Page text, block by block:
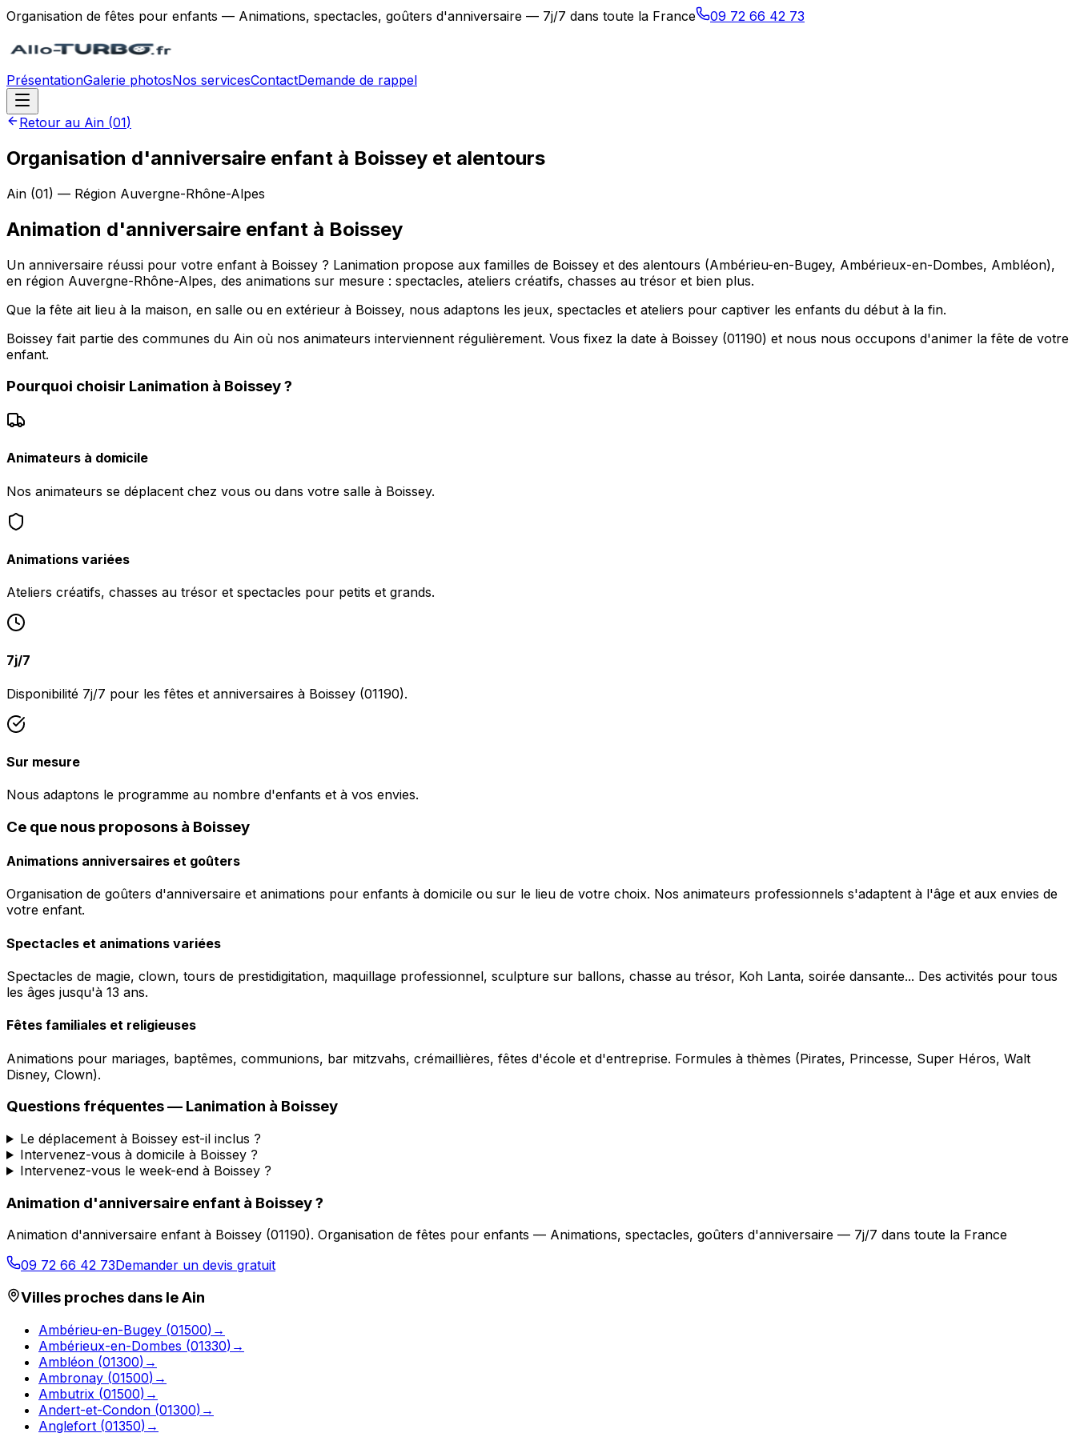
Organisation de fêtes pour enfants — Animations, spectacles, goûters d'anniversaire — 7j/7 dans toute la France 09 72 66 42 73
PrésentationGalerie photosNos servicesContactDemande de rappel
Retour au Ain (01)
Organisation d'anniversaire enfant à Boissey et alentours
Ain (01) — Région Auvergne-Rhône-Alpes
Animation d'anniversaire enfant à Boissey
Un anniversaire réussi pour votre enfant à Boissey ? Lanimation propose aux familles de Boissey et des alentours (Ambérieu-en-Bugey, Ambérieux-en-Dombes, Ambléon),
en région Auvergne-Rhône-Alpes, des animations sur mesure : spectacles, ateliers créatifs, chasses au trésor et bien plus.
Que la fête ait lieu à la maison, en salle ou en extérieur à Boissey, nous adaptons les jeux, spectacles et ateliers pour captiver les enfants du début à la fin.
Boissey fait partie des communes du Ain où nos animateurs interviennent régulièrement. Vous fixez la date à Boissey (01190) et nous nous occupons d'animer la fête de votre
enfant.
Pourquoi choisir Lanimation à Boissey?
Animateurs à domicile
Nos animateurs se déplacent chez vous ou dans votre salle à Boissey.
Animations variées
Ateliers créatifs, chasses au trésor et spectacles pour petits et grands.
7j/7
Disponibilité 7j/7 pour les fêtes et anniversaires à Boissey (01190).
Sur mesure
Nous adaptons le programme au nombre d'enfants et à vos envies.
Ce que nous proposons à Boissey
Animations anniversaires et goûters
Organisation de goûters d'anniversaire et animations pour enfants à domicile ou sur le lieu de votre choix. Nos animateurs professionnels s'adaptent à l'âge et aux envies de
votre enfant.
Spectacles et animations variées
Spectacles de magie, clown, tours de prestidigitation, maquillage professionnel, sculpture sur ballons, chasse au trésor, Koh Lanta, soirée dansante... Des activités pour tous
les âges jusqu'à 13 ans.
Fêtes familiales et religieuses
Animations pour mariages, baptêmes, communions, bar mitzvahs, crémaillières, fêtes d'école et d'entreprise. Formules à thèmes (Pirates, Princesse, Super Héros, Walt
Disney, Clown).
Questions fréquentes — Lanimation à Boissey
Le déplacement à Boissey est-il inclus ?
Intervenez-vous à domicile à Boissey ?
Intervenez-vous le week-end à Boissey ?
Animation d'anniversaire enfant à Boissey?
Animation d'anniversaire enfant à Boissey (01190). Organisation de fêtes pour enfants — Animations, spectacles, goûters d'anniversaire — 7j/7 dans toute la France
09 72 66 42 73Demander un devis gratuit
Villes proches dans leAin
Ambérieu-en-Bugey (01500) →
Ambérieux-en-Dombes (01330) →
Ambléon (01300) →
Ambronay (01500) →
Ambutrix (01500) →
Andert-et-Condon (01300) →
Anglefort (01350) →